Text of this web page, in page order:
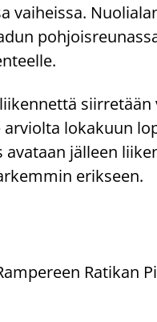
vai­heis­sa.
lo­ka­kuun
jäl­leen
erik­seen.
Ratikan